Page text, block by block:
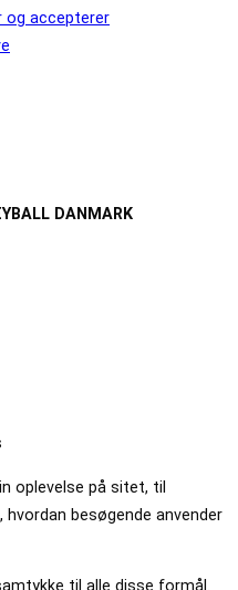
og accepterer
DANMARK
oplevelse på sitet, til
besøgende anvender
til alle disse formål.